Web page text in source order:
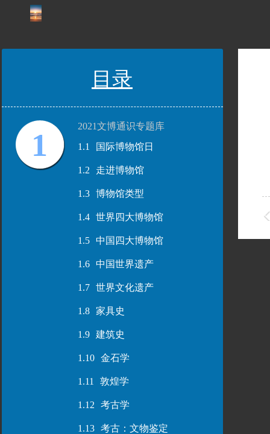
目录
1
2021文博通识专题库
1.1
国际博物馆日
1.2 走进博物馆
1.3 博物馆类型
1.4 世界四大博物馆
1.5 中国四大博物馆
1.6 中国世界遗产
1.7 世界文化遗产
1.8 家具史
1.9 建筑史
1.10 金石学
1.11 敦煌学
1.12 考古学
1.13 考古：文物鉴定